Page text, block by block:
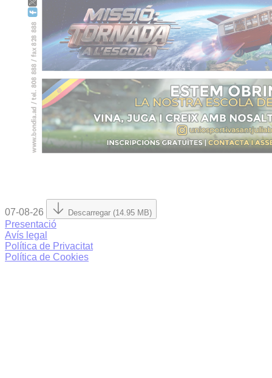
07-08-26 Descarregar (14.95 MB)
Presentació
Avís legal
Política de Privacitat
Política de Cookies